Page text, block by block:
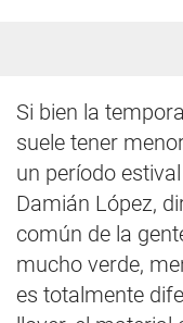
Si bien la
suele tener
un período
Damián López,
común de la
mucho verde,
es totalmente